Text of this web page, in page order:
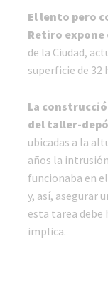
El lento pero
Retiro
de la Ciudad,
superficie de 32
La
del taller-
ubicadas a la
años la
funcionaba en
y, así, asegurar
esta tarea debe
implica.